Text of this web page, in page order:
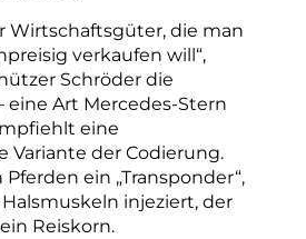
Wirtschaftsgüter, die man
verkaufen will“,
Schröder die
eine Art Mercedes-Stern
eine
Variante der Codierung.
ein „Transponder“,
injeziert, der
Reiskorn.